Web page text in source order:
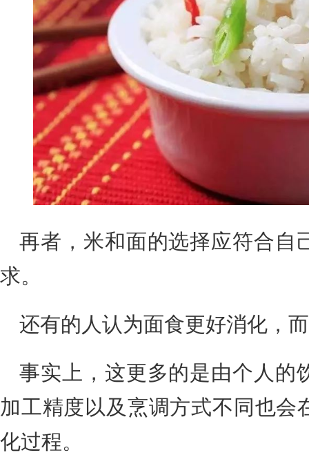
再者，米和面的选择应符合自
求。
还有的人认为面食更好消化，
事实上，这更多的是由个人的
加工精度以及烹调方式不同也会
化过程。